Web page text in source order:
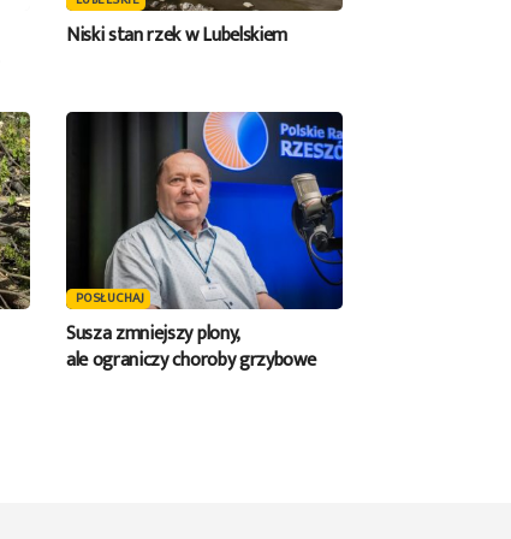
Niski stan rzek w Lubelskiem
POSŁUCHAJ
Susza zmniejszy plony,
ale ograniczy choroby grzybowe